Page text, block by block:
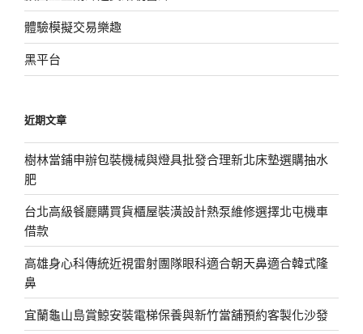
體驗模擬交易樂趣
黑平台
近期文章
樹林當鋪申辦包裝機械與燈具批發合理新北床墊選購抽水
肥
台北高級餐廳購買貨櫃屋裝潢設計熱泵維修選擇北屯機車
借款
高雄身心科傳統近視雷射團隊眼科適合朝天鼻適合韓式隆
鼻
宜蘭龜山島賞鯨安裝電梯保養與新竹當舖預約客製化沙發